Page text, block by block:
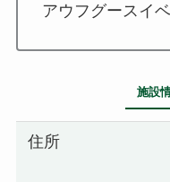
アウフグースイ
施設
住所